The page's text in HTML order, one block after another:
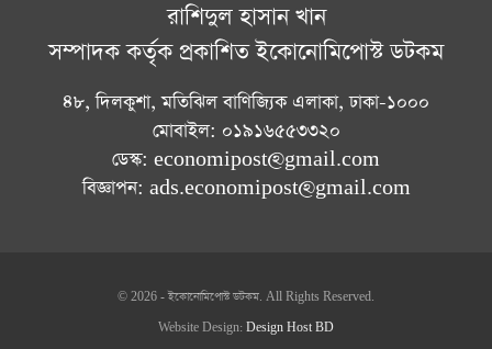
রাশিদুল হাসান খান
সম্পাদক কর্তৃক প্রকাশিত ইকোনোমিপোস্ট ডটকম
৪৮, দিলকুশা, মতিঝিল বাণিজ্যিক এলাকা, ঢাকা-১০০০
মোবাইল: ০১৯১৬৫৫৩৩২০
ডেস্ক: economipost@gmail.com
বিজ্ঞাপন: ads.economipost@gmail.com
© 2026 - ইকোনোমিপোস্ট ডটকম. All Rights Reserved.
Website Design: Design Host BD